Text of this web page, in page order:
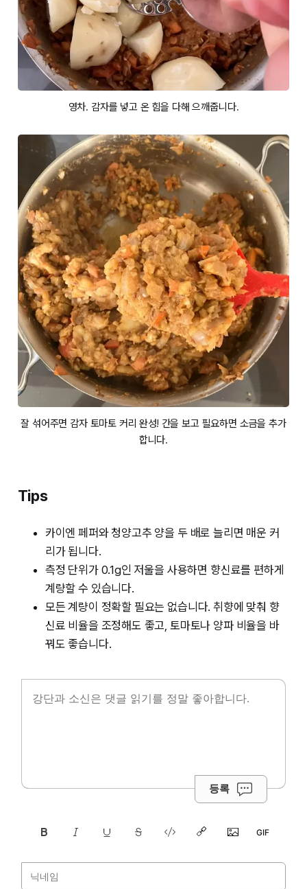
영차. 감자를 넣고 온 힘을 다해 으깨줍니다.
잘 섞어주면 감자 토마토 커리 완성! 간을 보고 필요하면 소금을 추가
합니다.
Tips
카이엔 페퍼와 청양고추 양을 두 배로 늘리면 매운 커
리가 됩니다.
측정 단위가 0.1g인 저울을 사용하면 향신료를 편하게
계량할 수 있습니다.
모든 계량이 정확할 필요는 없습니다. 취향에 맞춰 향
신료 비율을 조정해도 좋고, 토마토나 양파 비율을 바
꿔도 좋습니다.
등록